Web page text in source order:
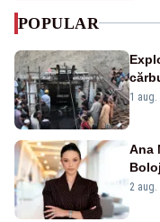
POPULAR
1 aug.
Ana
2 aug.